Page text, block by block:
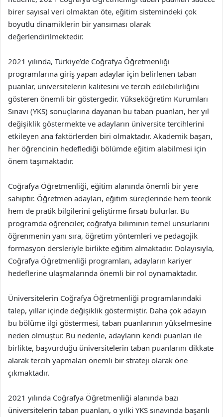
birer sayısal veri olmaktan öte, eğitim sistemindeki çok
boyutlu dinamiklerin bir yansıması olarak
değerlendirilmektedir.
2021 yılında, Türkiye’de Coğrafya Öğretmenliği
programlarına giriş yapan adaylar için belirlenen taban
puanlar, üniversitelerin kalitesini ve tercih edilebilirliğini
gösteren önemli bir göstergedir. Yükseköğretim Kurumları
Sınavı (YKS) sonuçlarına dayanan bu taban puanları, her yıl
değişiklik göstermekte ve adayların üniversite tercihlerini
etkileyen ana faktörlerden biri olmaktadır. Akademik başarı,
her öğrencinin hedeflediği bölümde eğitim alabilmesi için
önem taşımaktadır.
Coğrafya Öğretmenliği, eğitim alanında önemli bir yere
sahiptir. Öğretmen adayları, eğitim süreçlerinde hem teorik
hem de pratik bilgilerini geliştirme fırsatı bulurlar. Bu
programda öğrenciler, coğrafya biliminin temel unsurlarını
öğrenmenin yanı sıra, öğretim yöntemleri ve pedagojik
formasyon dersleriyle birlikte eğitim almaktadır. Dolayısıyla,
Coğrafya Öğretmenliği programları, adayların kariyer
hedeflerine ulaşmalarında önemli bir rol oynamaktadır.
Üniversitelerin Coğrafya Öğretmenliği programlarındaki
talep, yıllar içinde değişiklik göstermiştir. Daha çok adayın
bu bölüme ilgi göstermesi, taban puanlarının yükselmesine
neden olmuştur. Bu nedenle, adayların kendi puanları ile
birlikte, başvurduğu üniversitelerin taban puanlarını dikkate
alarak tercih yapmaları önemli bir strateji olarak öne
çıkmaktadır.
2021 yılında Coğrafya Öğretmenliği alanında bazı
üniversitelerin taban puanları, o yılki YKS sınavında başarılı